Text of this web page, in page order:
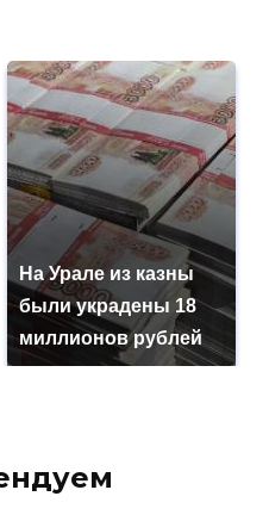
На Урале из казны
были украдены 18
миллионов рублей